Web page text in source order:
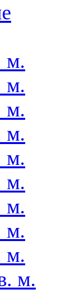
м.
м.
м.
м.
м.
м.
м.
м.
м.
м.